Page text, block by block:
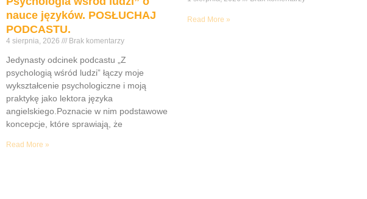
nauce języków. POSŁUCHAJ
PODCASTU.
4 sierpnia, 2026 Brak komentarzy
Jedynasty odcinek podcastu „Z
psychologią wśród ludzi” łączy moje
wykształcenie psychologiczne i moją
praktykę jako lektora języka
angielskiego.Poznacie w nim podstawowe
koncepcje, które sprawiają, że
Read More »
Read More »